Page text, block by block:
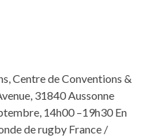
Centre de Conventions &
31840 Aussonne
14h00 –19h30 En
de rugby France /